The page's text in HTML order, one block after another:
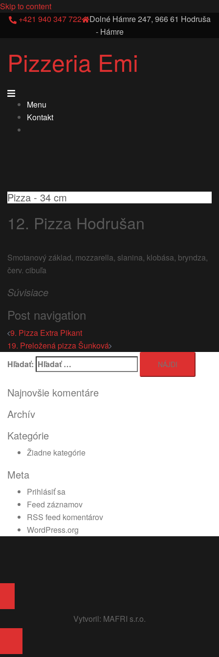
Skip to content
+421 940 347 722
Dolné Hámre 247, 966 61 Hodruša
- Hámre
Pizzeria Emi
Menu
Kontakt
Pizza - 34 cm
12. Pizza Hodrušan
Smotanový základ, mozzarella, slanina, klobása, bryndza,
červ. cibuľa
Súvisiace
Post navigation
9. Pizza Extra Pikant
19. Preložená pizza Šunková
Hľadať:
Najnovšie komentáre
Archív
Kategórie
Žiadne kategórie
Meta
Prihlásiť sa
Feed záznamov
RSS feed komentárov
WordPress.org
Vytvoril: MAFRI s.r.o.